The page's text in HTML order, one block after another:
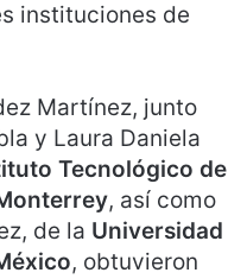
instituciones de
Martínez, junto
y Laura Daniela
Tecnológico de
, así como
de la Universidad
, obtuvieron